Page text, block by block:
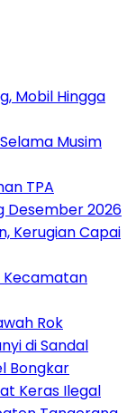
Mobil Hingga
Musim
TPA
Desember 2026
Kerugian Capai
Kecamatan
Rok
di Sandal
Bongkar
Keras Ilegal